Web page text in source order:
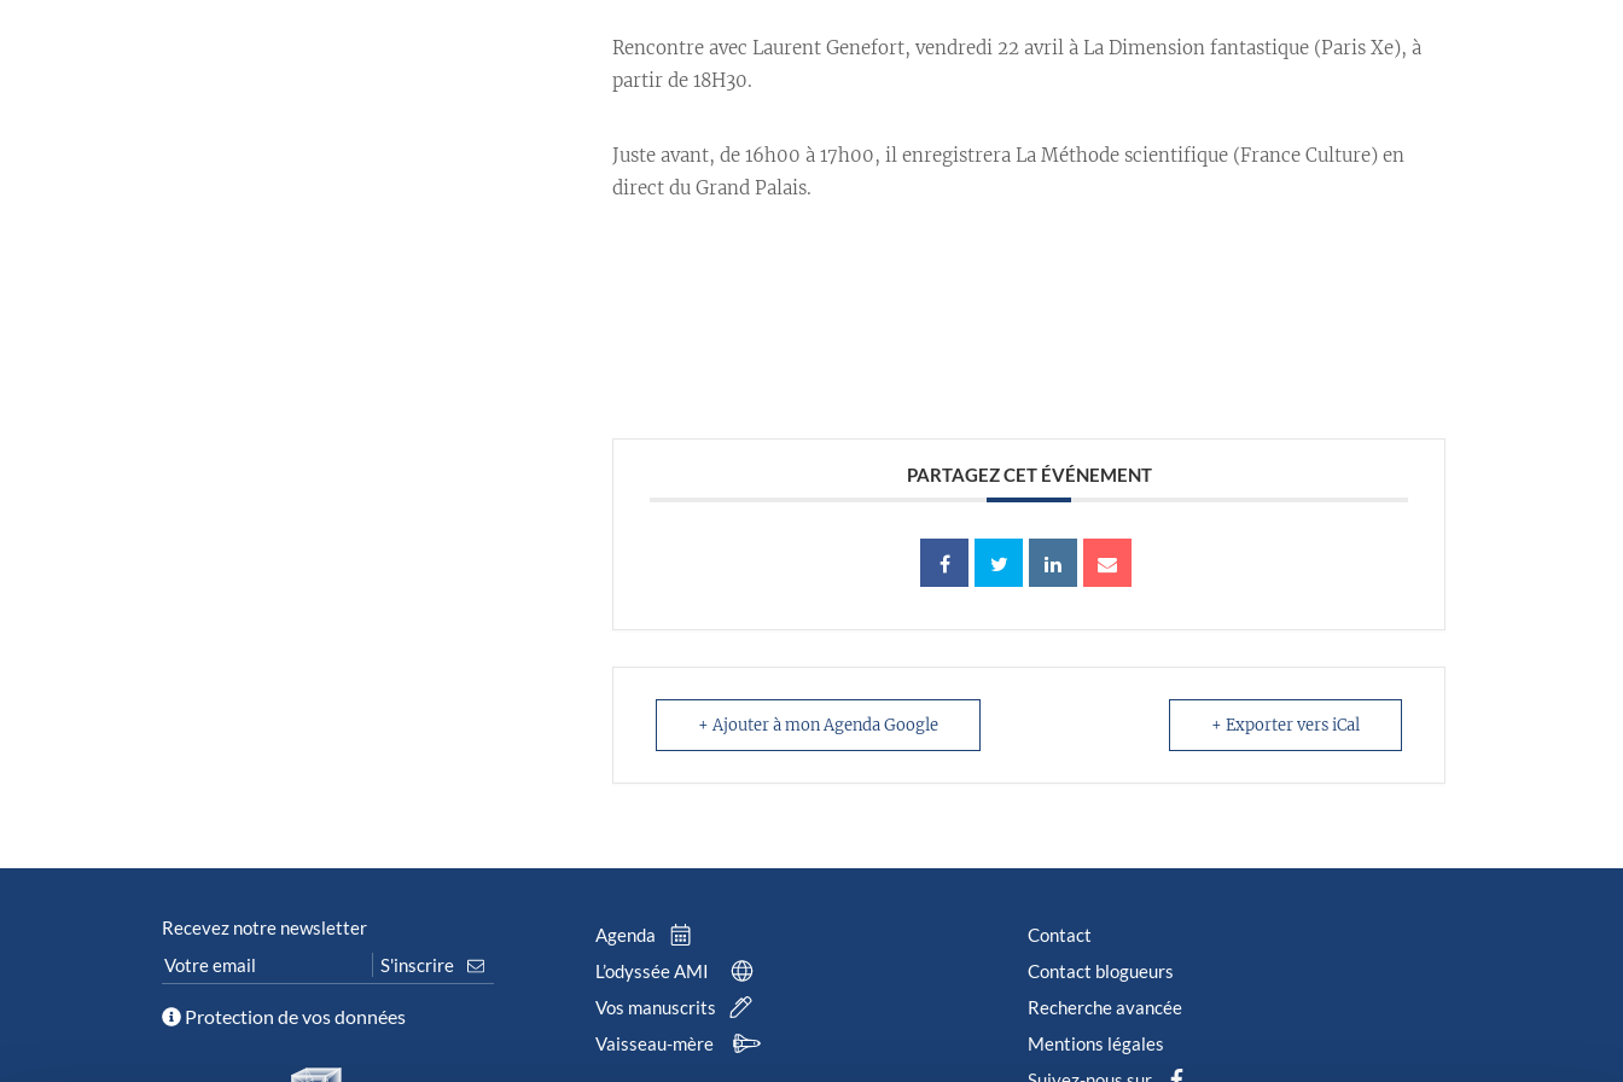
Rencontre avec Laurent Genefort, vendredi 22 avril à La Dimension fantastique (Paris Xe), à
partir de 18H30.
Juste avant, de 16h00 à 17h00, il enregistrera La Méthode scientifique (France Culture) en
direct du Grand Palais.
PARTAGEZ CET ÉVÉNEMENT
+ Ajouter à mon Agenda Google + Exporter vers iCal
Recevez notre newsletter
Protection de vos données
Agenda
L’odyssée AMI
Vos manuscrits
Vaisseau-mère
Contact
Contact blogueurs
Recherche avancée
Mentions légales